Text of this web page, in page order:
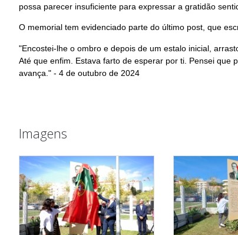
possa parecer insuficiente para expressar a gratidão
O memorial tem evidenciado parte do último post, que
"Encostei-lhe o ombro e depois de um estalo inicial,
Até que enfim. Estava farto de esperar por ti. Pensei que
avança." - 4 de outubro de 2024
Imagens